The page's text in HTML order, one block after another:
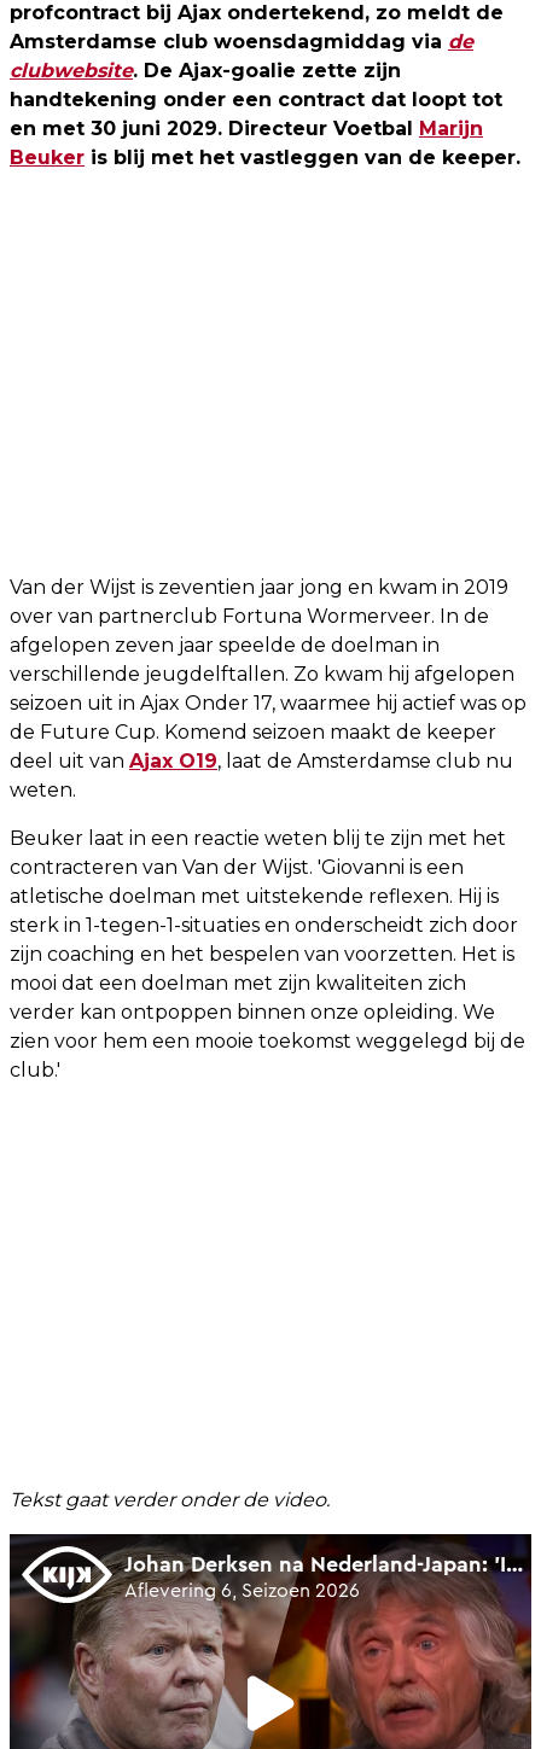
profcontract bij Ajax ondertekend, zo meldt de
Amsterdamse club woensdagmiddag via de
clubwebsite. De Ajax-goalie zette zijn
handtekening onder een contract dat loopt tot
en met 30 juni 2029. Directeur Voetbal
Marijn
Beuker is blij met het vastleggen van de keeper.
Van der Wijst is zeventien jaar jong en kwam in 2019
over van partnerclub Fortuna Wormerveer. In de
afgelopen zeven jaar speelde de doelman in
verschillende jeugdelftallen. Zo kwam hij afgelopen
seizoen uit in Ajax Onder 17, waarmee hij actief was op
de Future Cup. Komend seizoen maakt de keeper
deel uit van Ajax O19, laat de Amsterdamse club nu
weten.
Beuker laat in een reactie weten blij te zijn met het
contracteren van Van der Wijst. 'Giovanni is een
atletische doelman met uitstekende reflexen. Hij is
sterk in 1-tegen-1-situaties en onderscheidt zich door
zijn coaching en het bespelen van voorzetten. Het is
mooi dat een doelman met zijn kwaliteiten zich
verder kan ontpoppen binnen onze opleiding. We
zien voor hem een mooie toekomst weggelegd bij de
club.'
Tekst gaat verder onder de video.